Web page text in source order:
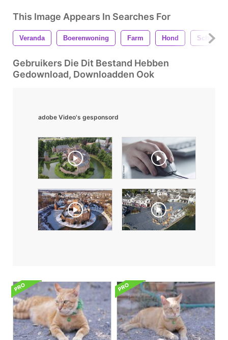
This Image Appears In Searches For
Veranda Boerenwoning Farm Hond
Gebruikers Die Dit Bestand Hebben
Gedownload, Downloadden Ook
adobe Video's gesponsord